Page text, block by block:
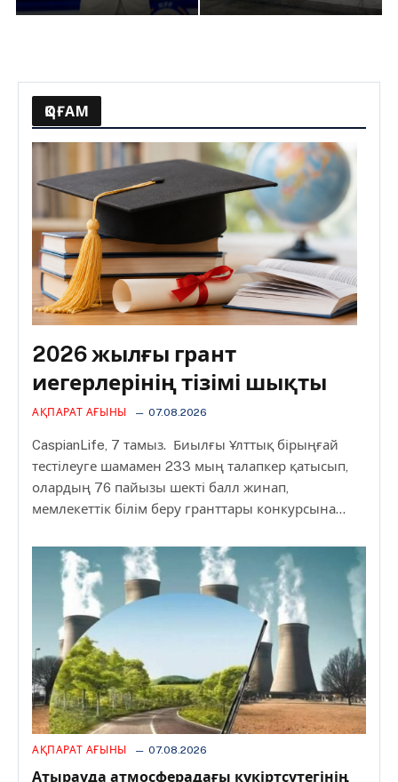
ҚОҒАМ
2026 жылғы грант
иегерлерінің тізімі шықты
АҚПАРАТ АҒЫНЫ 07.08.2026
CaspianLife, 7 тамыз. Биылғы Ұлттық бірыңғай
тестілеуге шамамен 233 мың талапкер қатысып,
олардың 76 пайызы шекті балл жинап,
мемлекеттік білім беру гранттары конкурсына…
АҚПАРАТ АҒЫНЫ 07.08.2026
Атырауда атмосферадағы күкіртсутегінің